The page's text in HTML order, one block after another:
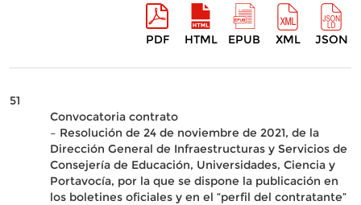
PDF HTML EPUB XML JSON
51
Convocatoria contrato
– Resolución de 24 de noviembre de 2021, de la
Dirección General de Infraestructuras y Servicios de
Consejería de Educación, Universidades, Ciencia y
Portavocía, por la que se dispone la publicación en
los boletines oficiales y en el “perfil del contratante”